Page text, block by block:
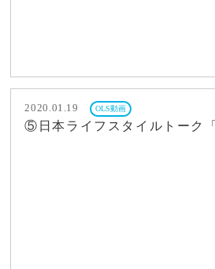
2020.01.19 OLS動画
⑤日本ライフスタイルトーク